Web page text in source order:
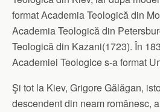
format Academia Teologică din
Academia Teologică din
Teologică din Kazani(1723). În
Academiei Teologice s-a format
Şi tot la Kiev, Grigore Gălăgan,
descendent din neam românesc,